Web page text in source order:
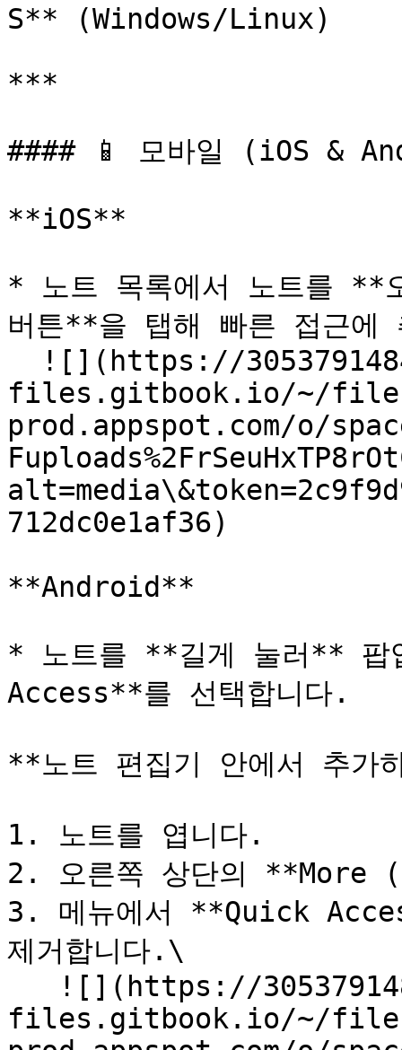
S** (Windows/Linux)
***
#### 📱 모바일 (iOS &
**iOS**
* 노트 목록에서 노트를 **
버튼**을 탭해 빠른 접근에
files.gitbook.io/~/
prod.appspot.com/o/
712dc0e1af36)
**Android**
* 노트를 **길게 눌러**
Access**를 선택합니다.
**노트 편집기 안에서 추
1. 노트를 엽니다.
2. 오른쪽 상단의 **More
3. 메뉴에서 **Quick
제거합니다.\
files.gitbook.io/~/